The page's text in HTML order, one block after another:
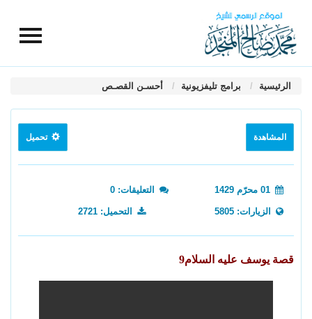
الرئيسية برامج تليفزيونية أحسـن القصـص
المشاهدة تحميل
التعليقات: 0
الزيارات: 5805 التحميل: 2721
قصة يوسف عليه السلام9